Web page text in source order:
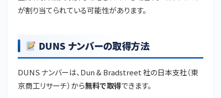
が割り当てられている可能性があります。
DUNS ナンバーの取得方法
DUNS ナンバーは、Dun & Bradstreet 社の日本支社（東
京商工リサーチ）から無料で取得できます。